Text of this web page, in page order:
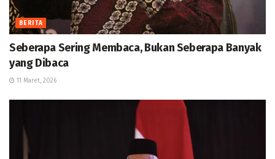
BERITA
Seberapa Sering Membaca, Bukan Seberapa Banyak
yang Dibaca
11 Maret, 2026